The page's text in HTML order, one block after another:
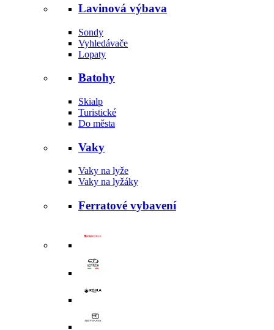
Lavinová výbava
Sondy
Vyhledávače
Lopaty
Batohy
Skialp
Turistické
Do města
Vaky
Vaky na lyže
Vaky na lyžáky
Ferratové vybavení